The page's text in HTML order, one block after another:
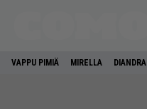
VAPPU PIMIÄ MIRELLA DIANDRA